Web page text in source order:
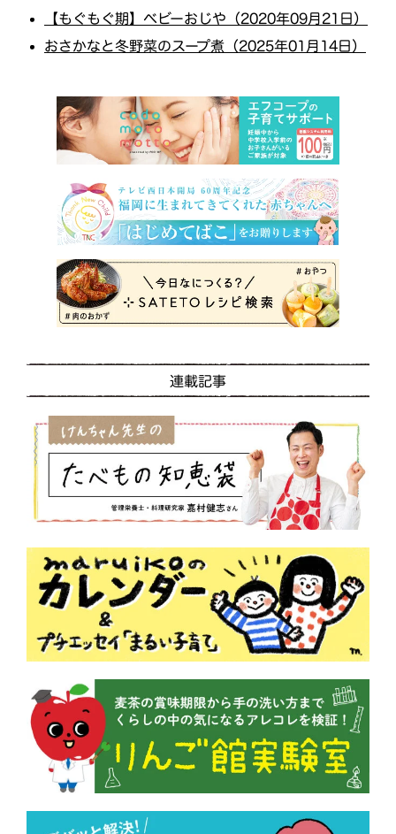
【もぐもぐ期】ベビーおじや（2020年09月21日）
おさかなと冬野菜のスープ煮（2025年01月14日）
連載記事